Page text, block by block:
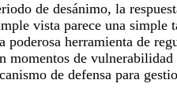
de desánimo, la
vista parece una simple
poderosa herramienta de
momentos de vulnerabilidad
de defensa para